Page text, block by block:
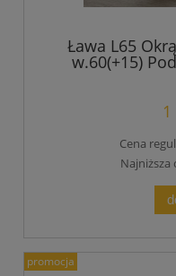
Ława L65
w.60(+15)
Cena
Najniższa
promocja